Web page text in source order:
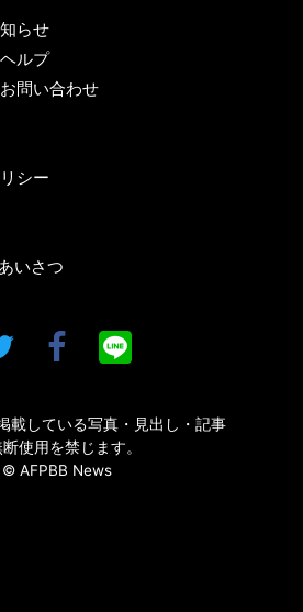
らせ
ルプ
問い合わせ
シー
いさつ
載している写真・見出し・記事
使用を禁じます。
© AFPBB News